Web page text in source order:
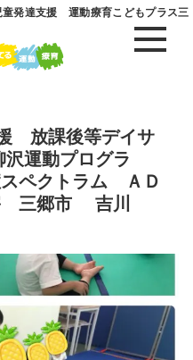
童発達支援 運動療育こどもプラス三
放課後等デイサ
運動プログラ
ペクトラム ＡＤ
三郷市 吉川